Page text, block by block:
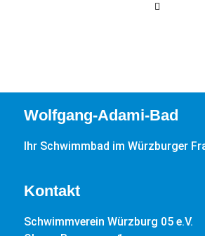
Wolfgang-Adami-Bad
Ihr Schwimmbad im Würzburger
Kontakt
Schwimmverein Würzburg 05 e.V.